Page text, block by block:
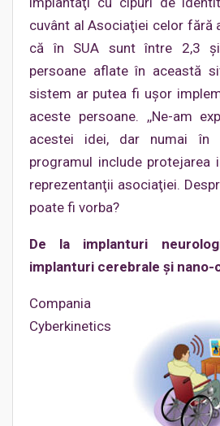
cuvânt al Asociaţiei celor fără
că în SUA sunt între 2,3
persoane aflate în această
sistem ar putea fi uşor
aceste persoane. ,,Ne-am
acestei idei, dar numai în
programul include protejarea
reprezentanţii asociaţiei.
poate fi vorba?
De la implanturi
implanturi cerebrale şi
Compania
Cyberkinetics